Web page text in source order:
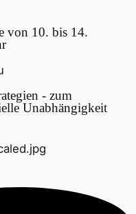
von 10. bis 14.
- zum
Unabhängigkeit